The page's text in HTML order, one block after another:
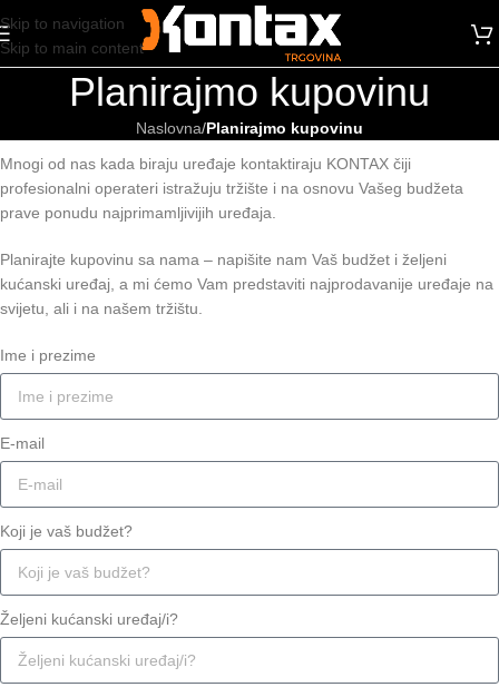
Skip to navigation
Skip to main content
Planirajmo kupovinu
Naslovna/Planirajmo kupovinu
Mnogi od nas kada biraju uređaje kontaktiraju KONTAX čiji
profesionalni operateri istražuju tržište i na osnovu Vašeg budžeta
prave ponudu najprimamljivijih uređaja.
Planirajte kupovinu sa nama – napišite nam Vaš budžet i željeni
kućanski uređaj, a mi ćemo Vam predstaviti najprodavanije uređaje na
svijetu, ali i na našem tržištu.
Ime i prezime
E-mail
Koji je vaš budžet?
Željeni kućanski uređaj/i?